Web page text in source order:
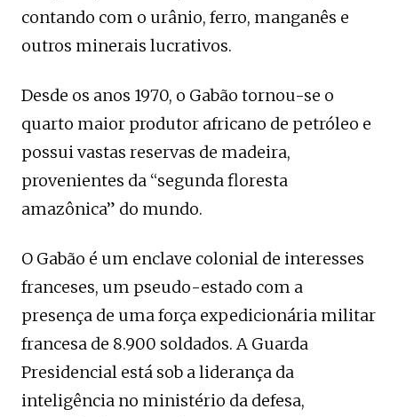
contando com o urânio, ferro, manganês e
outros minerais lucrativos.
Desde os anos 1970, o Gabão tornou-se o
quarto maior produtor africano de petróleo e
possui vastas reservas de madeira,
provenientes da “segunda floresta
amazônica” do mundo.
O Gabão é um enclave colonial de interesses
franceses, um pseudo-estado com a
presença de uma força expedicionária militar
francesa de 8.900 soldados. A Guarda
Presidencial está sob a liderança da
inteligência no ministério da defesa,